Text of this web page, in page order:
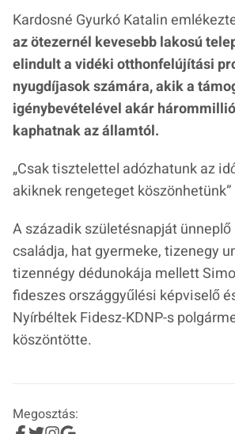
Kardosné Gyurkó Katalin
az ötezernél kevesebb lakosú
elindult a vidéki otthonfelújítási
nyugdíjasok számára, akik a
igénybevételével akár
kaphatnak az államtól.
„Csak tisztelettel adózhatunk az
akiknek rengeteget köszönhetünk”
A századik születésnapját
családja, hat gyermeke, tizenegy
tizennégy dédunokája mellett
fideszes országgyűlési képviselő
Nyírbéltek Fidesz-KDNP-s
köszöntötte.
Megosztás: